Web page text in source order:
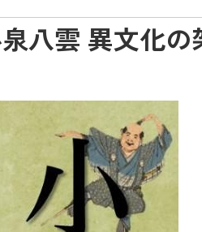
八雲 異文化の